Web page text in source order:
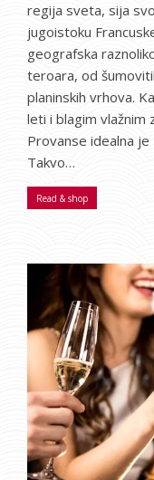
regija sveta, sija
jugoistoku
geografska
teroara, od
planinskih vrhova.
leti i blagim vlažnim
Provanse idealna
Takvo…
Read & shop